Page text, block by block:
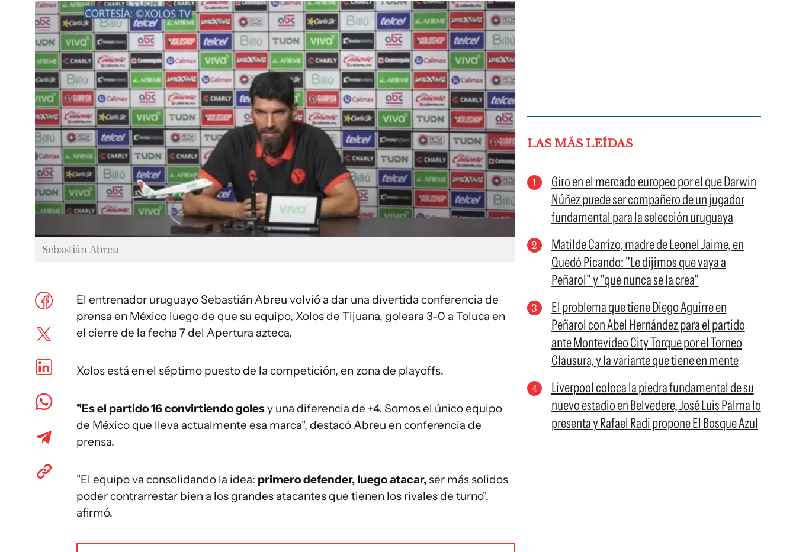
Sebastián Abreu
El entrenador uruguayo Sebastián Abreu volvió a dar una divertida conferencia de
prensa en México luego de que su equipo, Xolos de Tijuana, goleara 3-0 a Toluca en
el cierre de la fecha 7 del Apertura azteca.
Xolos está en el séptimo puesto de la competición, en zona de playoffs.
"Es el partido 16 convirtiendo golesy una diferencia de +4. Somos el único equipo
de México que lleva actualmente esa marca", destacó Abreu en conferencia de
prensa.
"El equipo va consolidando la idea: primero defender, luego atacar,ser más solidos
poder contrarrestar bien a los grandes atacantes que tienen los rivales de turno",
afirmó.
LAS MÁS LEÍDAS
Giro en el mercado europeo por el que Darwin
Núñez puede ser compañero de un jugador
fundamental para la selección uruguaya
Matilde Carrizo, madre de Leonel Jaime, en
Quedó Picando: "Le dijimos que vaya a
Peñarol" y "que nunca se la crea"
El problema que tiene Diego Aguirre en
Peñarol con Abel Hernández para el partido
ante Montevideo City Torque por el Torneo
Clausura, y la variante que tiene en mente
Liverpool coloca la piedra fundamental de su
nuevo estadio en Belvedere, José Luis Palma lo
presenta y Rafael Radi propone El Bosque Azul